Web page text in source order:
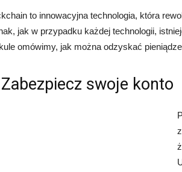
to innowacyjna technologia, która
jak w przypadku każdej technologii,
omówimy, jak można odzyskać
swoje konto